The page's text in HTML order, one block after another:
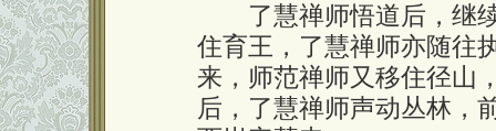
了慧禅师悟道后，继续
住育王，了慧禅师亦随往
来，师范禅师又移住径山
后，了慧禅师声动丛林，